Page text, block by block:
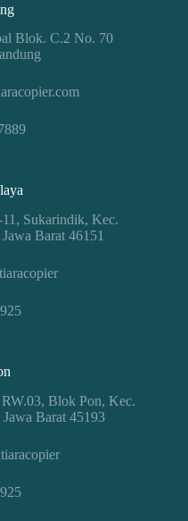
Blok. C.2 No. 70
Sukarindik, Kec.
Barat 46151
Blok Pon, Kec.
Barat 45193